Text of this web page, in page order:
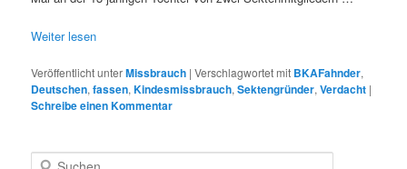
Weiter lesen
Veröffentlicht unterMissbrauch |Verschlagwortet mit BKAFahnder,
Deutschen,fassen,Kindesmissbrauch,Sektengründer,Verdacht |
Schreibe einen Kommentar